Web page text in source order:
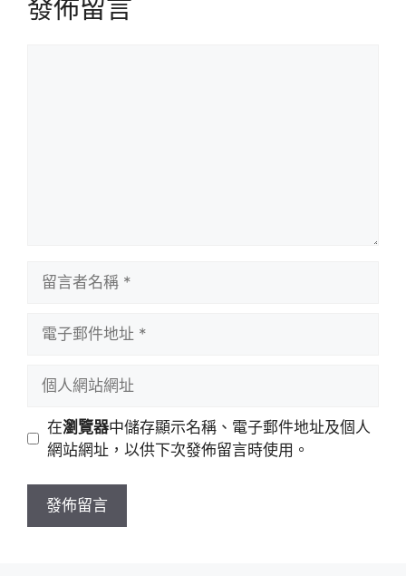
發佈留言
址
站
址
在瀏覽器中儲存顯示名稱、電子郵件地址及個人
網站網址，以供下次發佈留言時使用。